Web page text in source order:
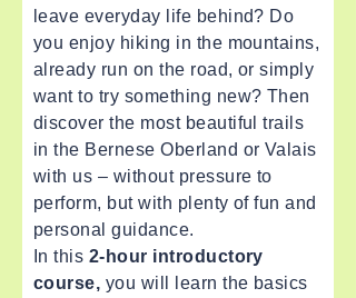
leave everyday life behind? Do
you enjoy hiking in the mountains,
already run on the road, or simply
want to try something new? Then
discover the most beautiful trails
in the Bernese Oberland or Valais
with us – without pressure to
perform, but with plenty of fun and
personal guidance.
In this 2-hour introductory
course, you will learn the basics